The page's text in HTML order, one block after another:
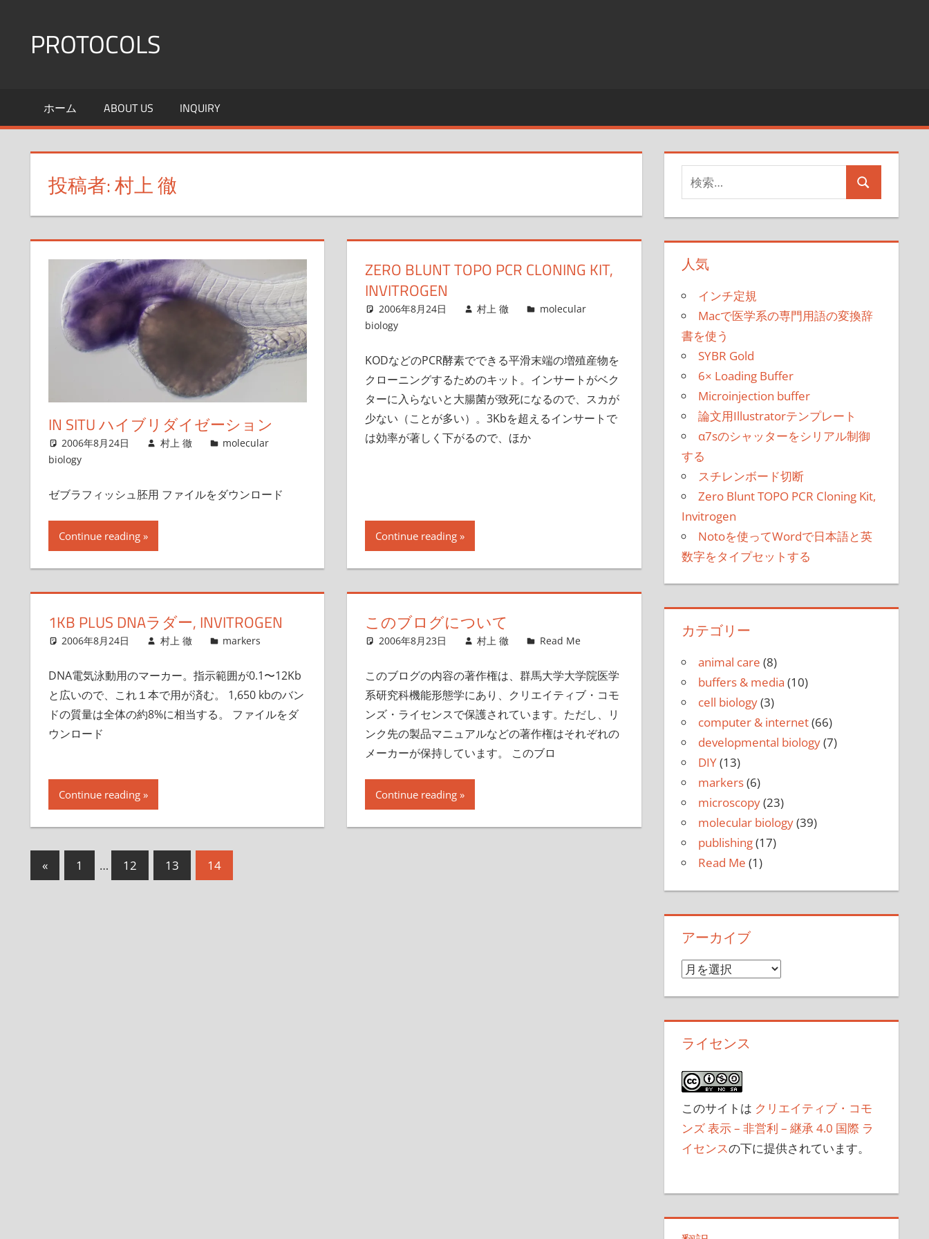
ス
PROTOCOLS
医
学
ホーム ABOUT US INQUIRY
投稿者:村上 徹
IN SITU ハイブリダイゼーション
2006年8月24日 村上 徹
molecular
biology
ゼブラフィッシュ胚用 ファイルをダウンロード
Continue reading
ZERO BLUNT TOPO PCR CLONING KIT,
INVITROGEN
2006年8月24日 村上 徹
molecular
biology
KODなどのPCR酵素でできる平滑末端の増殖産物を
クローニングするためのキット。インサートがベク
ターに入らないと大腸菌が致死になるので、スカが
少ない（ことが多い）。3Kbを超えるインサートで
は効率が著しく下がるので、ほか
Continue reading
1KB PLUS DNAラダー, INVITROGEN
2006年8月24日 村上 徹 markers
DNA電気泳動用のマーカー。指示範囲が0.1〜12Kb
と広いので、これ１本で用が済む。 1,650 kbのバン
ドの質量は全体の約8%に相当する。 ファイルをダ
ウンロード
Continue reading
このブログについて
2006年8月23日 村上 徹 Read Me
このブログの内容の著作権は、群馬大学大学院医学
系研究科機能形態学にあり、クリエイティブ・コモ
ンズ・ライセンスで保護されています。ただし、リ
ンク先の製品マニュアルなどの著作権はそれぞれの
メーカーが保持しています。 このブロ
Continue reading
投
«前
の
1 … 12 13 14
検
索
対
検
人気
インチ定規
Macで医学系の専門用語の変換辞
書を使う
SYBR Gold
6× Loading Buffer
Microinjection buffer
論文用Illustratorテンプレート
α7sのシャッターをシリアル制御
する
スチレンボード切断
Zero Blunt TOPO PCR Cloning Kit,
Invitrogen
Notoを使ってWordで日本語と英
数字をタイプセットする
カテゴリー
animal care (8)
buffers & media (10)
cell biology(3)
computer & internet(66)
developmental biology(7)
DIY(13)
markers(6)
microscopy(23)
molecular biology(39)
publishing(17)
Read Me (1)
アーカイブ
ア
ブ
ライセンス
このサイトは クリエイティブ・コモ
ンズ 表示 – 非営利 – 継承 4.0 国際 ラ
イセンスの下に提供されています。